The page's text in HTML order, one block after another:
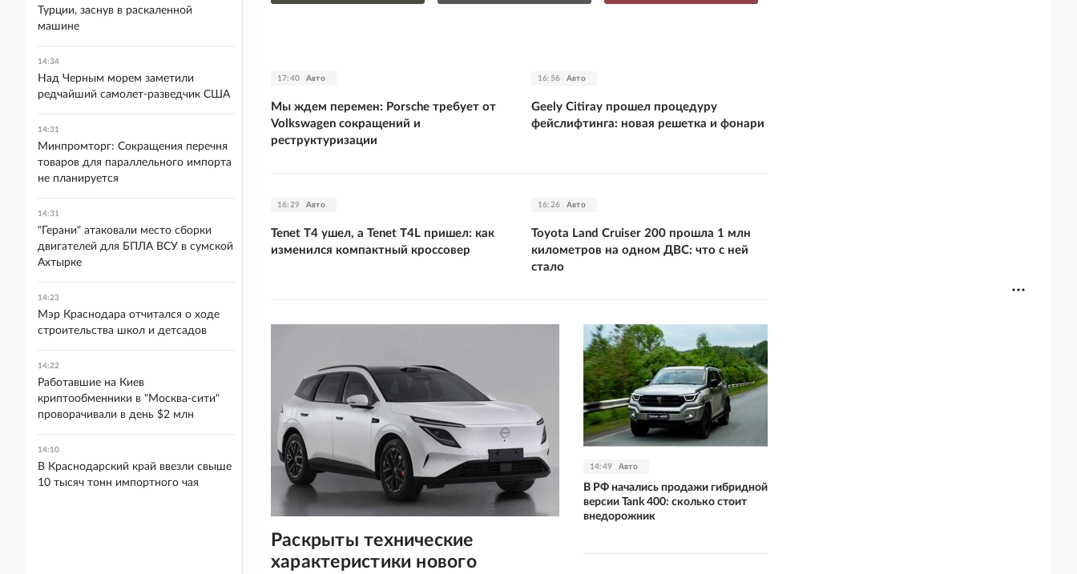
17:40 Авто
Мы ждем перемен: Porsche требует от
Volkswagen сокращений и
реструктуризации
16:56 Авто
Geely Citiray прошел процедуру
фейслифтинга: новая решетка и фонари
16:29 Авто
Tenet T4 ушел, а Tenet T4L пришел: как
изменился компактный кроссовер
16:26 Авто
Toyota Land Cruiser 200 прошла 1 млн
километров на одном ДВС: что с ней
стало
Раскрыты технические
характеристики нового
14:49 Авто
В РФ начались продажи гибридной
версии Tank 400: сколько стоит
внедорожник
Турции, заснув в раскаленной
машине
14:34
Над Черным морем заметили
редчайший самолет-разведчик США
14:31
Минпромторг: Сокращения перечня
товаров для параллельного импорта
не планируется
14:31
"Герани" атаковали место сборки
двигателей для БПЛА ВСУ в сумской
Ахтырке
14:23
Мэр Краснодара отчитался о ходе
строительства школ и детсадов
14:22
Работавшие на Киев
криптообменники в "Москва-сити"
проворачивали в день $2 млн
14:10
В Краснодарский край ввезли свыше
10 тысяч тонн импортного чая